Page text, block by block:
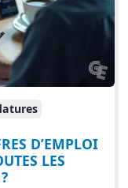
D’EMPLOI
LES